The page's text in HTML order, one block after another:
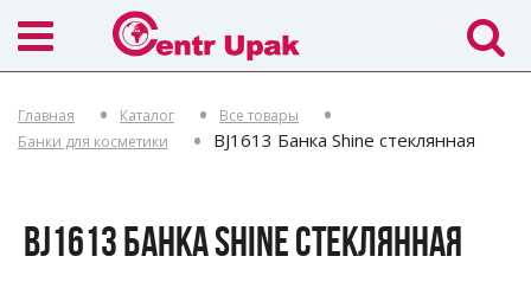
Главная Каталог
Все товары
Банки для косметики
BJ1613 Банка Shine стеклянная
BJ1613 БАНКА SHINE СТЕКЛЯННАЯ